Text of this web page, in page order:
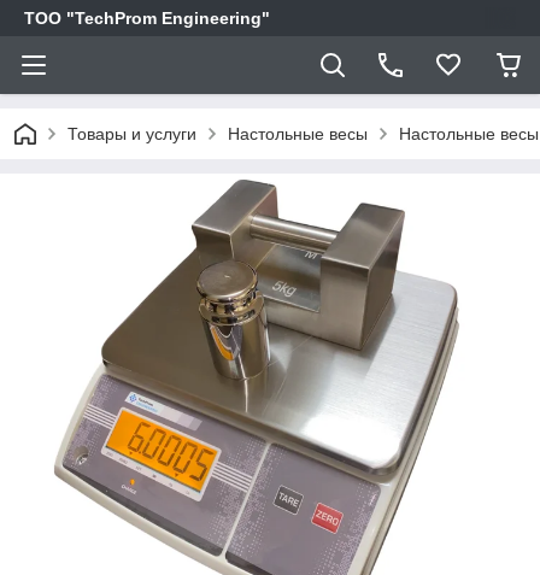
ТОО "TechProm Engineering"
Товары и услуги Настольные весы Настольные весы